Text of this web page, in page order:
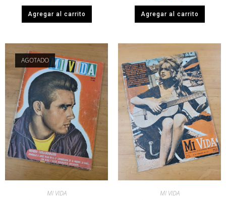
Agregar al carrito Agregar al carrito
AGOTADO
MI VIDA MI VIDA